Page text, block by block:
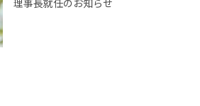
理事長就任のお知らせ